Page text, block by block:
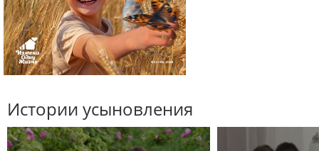
Истории усыновления